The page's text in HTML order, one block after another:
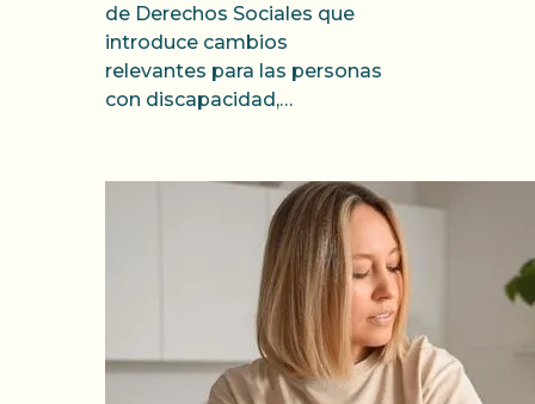
de Derechos Sociales que
introduce cambios
relevantes para las personas
con discapacidad,…